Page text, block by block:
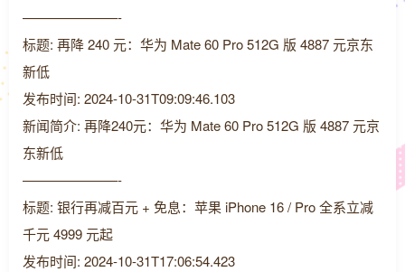
———————-
标题: 再降 240 元：华为 Mate 60 Pro 512G 版 4887 元京东
新低
发布时间: 2024-10-31T09:09:46.103
新闻简介: 再降240元：华为 Mate 60 Pro 512G 版 4887 元京
东新低
———————-
标题: 银行再减百元 + 免息：苹果 iPhone 16 / Pro 全系立减
千元 4999 元起
发布时间: 2024-10-31T17:06:54.423